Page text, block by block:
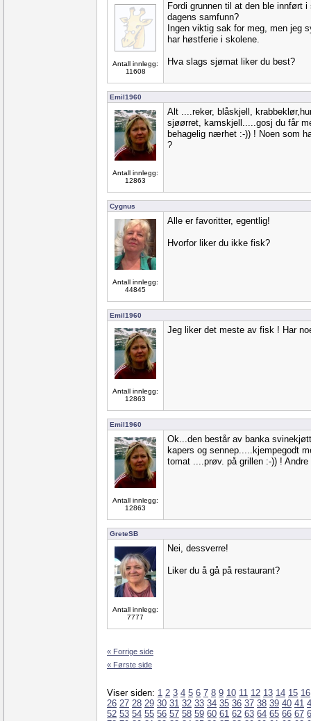
Antall innlegg:
11608
Fordi grunnen til at den ble innført
dagens samfunn?
Ingen viktig sak for meg, men jeg
har høstferie i skolene.
Hva slags sjømat liker du best?
Emil1960
Antall innlegg:
12863
Alt ....reker, blåskjell,
sjøørret, kamskjell.....gosj du får
behagelig nærhet :-)) ! Noen som
?
Cygnus
Antall innlegg:
44845
Alle er favoritter, egentlig!
Hvorfor liker du ikke fisk?
Emil1960
Antall innlegg:
12863
Jeg liker det meste av fisk ! Har
Emil1960
Antall innlegg:
12863
Ok...den består av banka
kapers og sennep.....kjempegodt
tomat ....prøv. på grillen :-)) ! Andre
GreteSB
Antall innlegg:
7777
Nei, dessverre!
Liker du å gå på restaurant?
« Forrige side
« Første side
Viser siden: 1 2 3 4 5 6 7 8 9 10 11 12 13 14 15 16
26 27 28 29 30 31 32 33 34 35 36 37 38 39 40 41
52 53 54 55 56 57 58 59 60 61 62 63 64 65 66 67